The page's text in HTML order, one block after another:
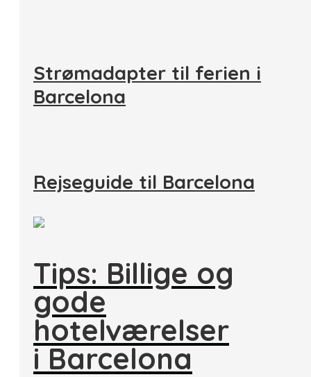
Strømadapter til ferien i
Barcelona
Rejseguide til Barcelona
Tips: Billige og
gode
hotelværelser
i Barcelona